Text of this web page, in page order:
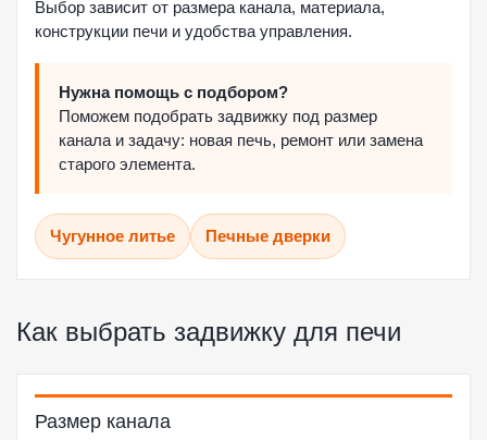
Выбор зависит от размера канала, материала,
конструкции печи и удобства управления.
Нужна помощь с подбором?
Поможем подобрать задвижку под размер
канала и задачу: новая печь, ремонт или замена
старого элемента.
Чугунное литье Печные дверки
Как выбрать задвижку для печи
Размер канала